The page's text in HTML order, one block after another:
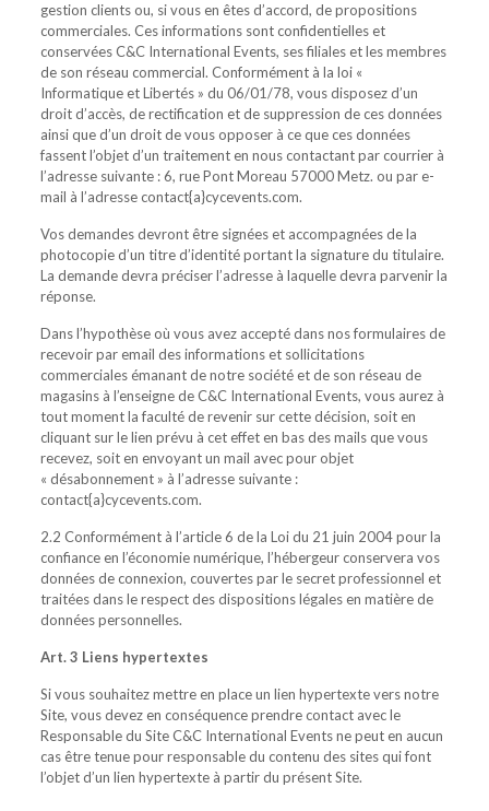
gestion clients ou, si vous en êtes d’accord, de propositions
commerciales. Ces informations sont confidentielles et
conservées C&C International Events, ses filiales et les membres
de son réseau commercial. Conformément à la loi «
Informatique et Libertés » du 06/01/78, vous disposez d’un
droit d’accès, de rectification et de suppression de ces données
ainsi que d’un droit de vous opposer à ce que ces données
fassent l’objet d’un traitement en nous contactant par courrier à
l’adresse suivante : 6, rue Pont Moreau 57000 Metz. ou par e-
mail à l’adresse contact{a}cycevents.com.
Vos demandes devront être signées et accompagnées de la
photocopie d’un titre d’identité portant la signature du titulaire.
La demande devra préciser l’adresse à laquelle devra parvenir la
réponse.
Dans l’hypothèse où vous avez accepté dans nos formulaires de
recevoir par email des informations et sollicitations
commerciales émanant de notre société et de son réseau de
magasins à l’enseigne de C&C International Events, vous aurez à
tout moment la faculté de revenir sur cette décision, soit en
cliquant sur le lien prévu à cet effet en bas des mails que vous
recevez, soit en envoyant un mail avec pour objet
« désabonnement » à l’adresse suivante :
contact{a}cycevents.com.
2.2 Conformément à l’article 6 de la Loi du 21 juin 2004 pour la
confiance en l’économie numérique, l’hébergeur conservera vos
données de connexion, couvertes par le secret professionnel et
traitées dans le respect des dispositions légales en matière de
données personnelles.
Art. 3 Liens hypertextes
Si vous souhaitez mettre en place un lien hypertexte vers notre
Site, vous devez en conséquence prendre contact avec le
Responsable du Site C&C International Events ne peut en aucun
cas être tenue pour responsable du contenu des sites qui font
l’objet d’un lien hypertexte à partir du présent Site.